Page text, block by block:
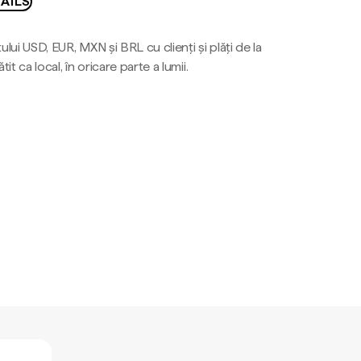
USD, EUR, MXN și BRL cu clienți și plăți de la
ca local, în oricare parte a lumii.